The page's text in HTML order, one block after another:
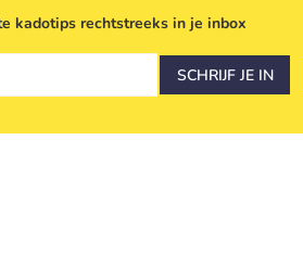
kadotips rechtstreeks in je inbox
SCHRIJF JE IN